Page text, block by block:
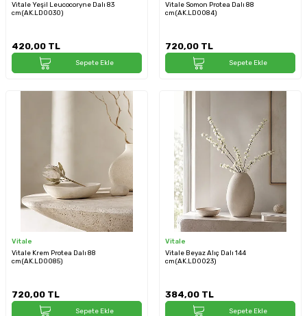
Vitale Yeşil Leucocoryne Dalı 83
cm(AK.LD0030)
420,00 TL
Sepete Ekle
Vitale Somon Protea Dalı 88
cm(AK.LD0084)
720,00 TL
Sepete Ekle
Vitale
Vitale Krem Protea Dalı 88
cm(AK.LD0085)
720,00 TL
Sepete Ekle
Vitale
Vitale Beyaz Alıç Dalı 144
cm(AK.LD0023)
384,00 TL
Sepete Ekle